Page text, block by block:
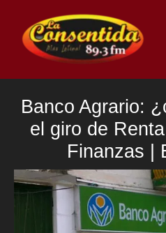
contenido
Banco Agrario:
el giro de Renta
Finanzas |